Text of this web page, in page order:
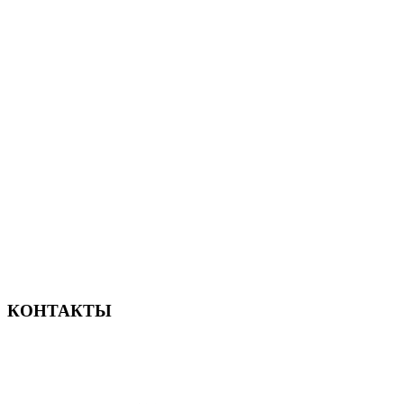
КОНТАКТЫ